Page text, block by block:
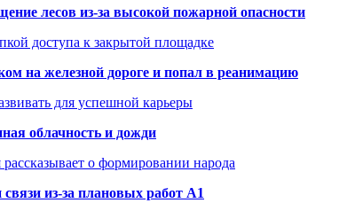
лесов из-за высокой пожарной опасности
доступа к закрытой площадке
на железной дороге и попал в реанимацию
для успешной карьеры
облачность и дожди
о формировании народа
из-за плановых работ A1